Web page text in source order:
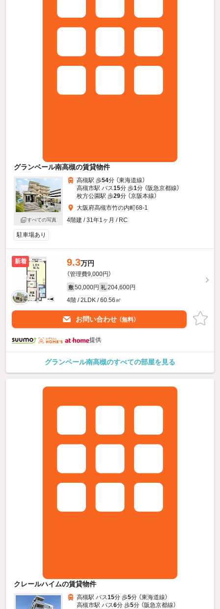
グランベール南高槻の賃貸物件
すべての写真
高槻駅 歩54分 （東海道線）
高槻市駅 バス15分 歩1分 （阪急京都線）
枚方公園駅 歩29分 （京阪本線）
大阪府高槻市竹の内町68-1
4階建 / 31年1ヶ月 / RC
駐車場あり
新着 9.3万円
（管理費9,000円）
敷 50,000円 礼 204,600円
4階 / 2LDK / 60.56㎡
お問い合わせ （無料）
提供
グランベール南高槻のすべての部屋を見る
クレールハイムの賃貸物件
高槻駅 バス15分 歩5分 （東海道線）
高槻市駅 バス6分 歩5分 （阪急京都線）